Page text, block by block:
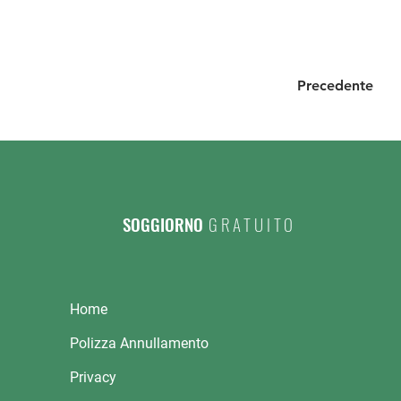
Precedente
SOGGIORNO GRATUITO
Home
Polizza Annullamento
Privacy